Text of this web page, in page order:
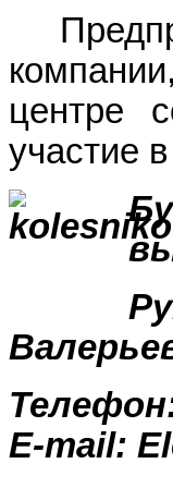
центре
участие
E-mail: